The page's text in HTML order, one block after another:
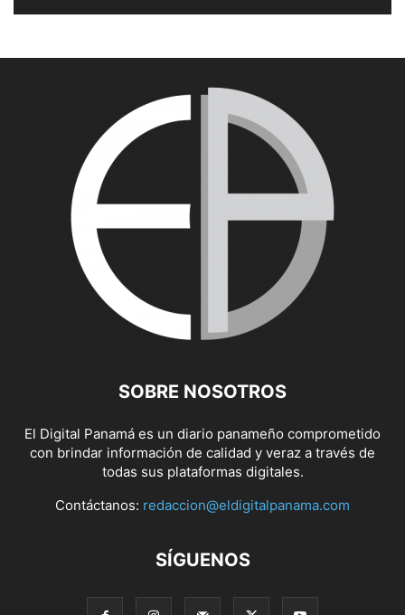
SOBRE NOSOTROS
El Digital Panamá es un diario panameño comprometido
con brindar información de calidad y veraz a través de
todas sus plataformas digitales.
Contáctanos: redaccion@eldigitalpanama.com
SÍGUENOS